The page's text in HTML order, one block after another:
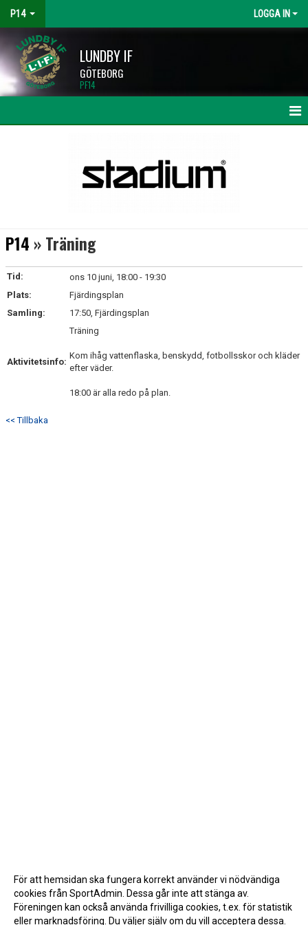
P14 LOGGA IN
LUNDBY IF
GÖTEBORG
PF14
DOKUMENT
P14 » Träning
Tid:
ons 10 juni, 18:00 - 19:30
Plats:
Fjärdingsplan
Samling:
17:50, Fjärdingsplan
Aktivitetsinfo:
Träning
Kom ihåg vattenflaska, benskydd, fotbollsskor och kläder
efter väder.
18:00 är alla redo på plan.
<< Tillbaka
För att hemsidan ska fungera korrekt använder vi nödvändiga
cookies från SportAdmin. Dessa går inte att stänga av.
Föreningen kan också använda frivilliga cookies, t.ex. för statistik
eller marknadsföring. Du väljer själv om du vill acceptera dessa.